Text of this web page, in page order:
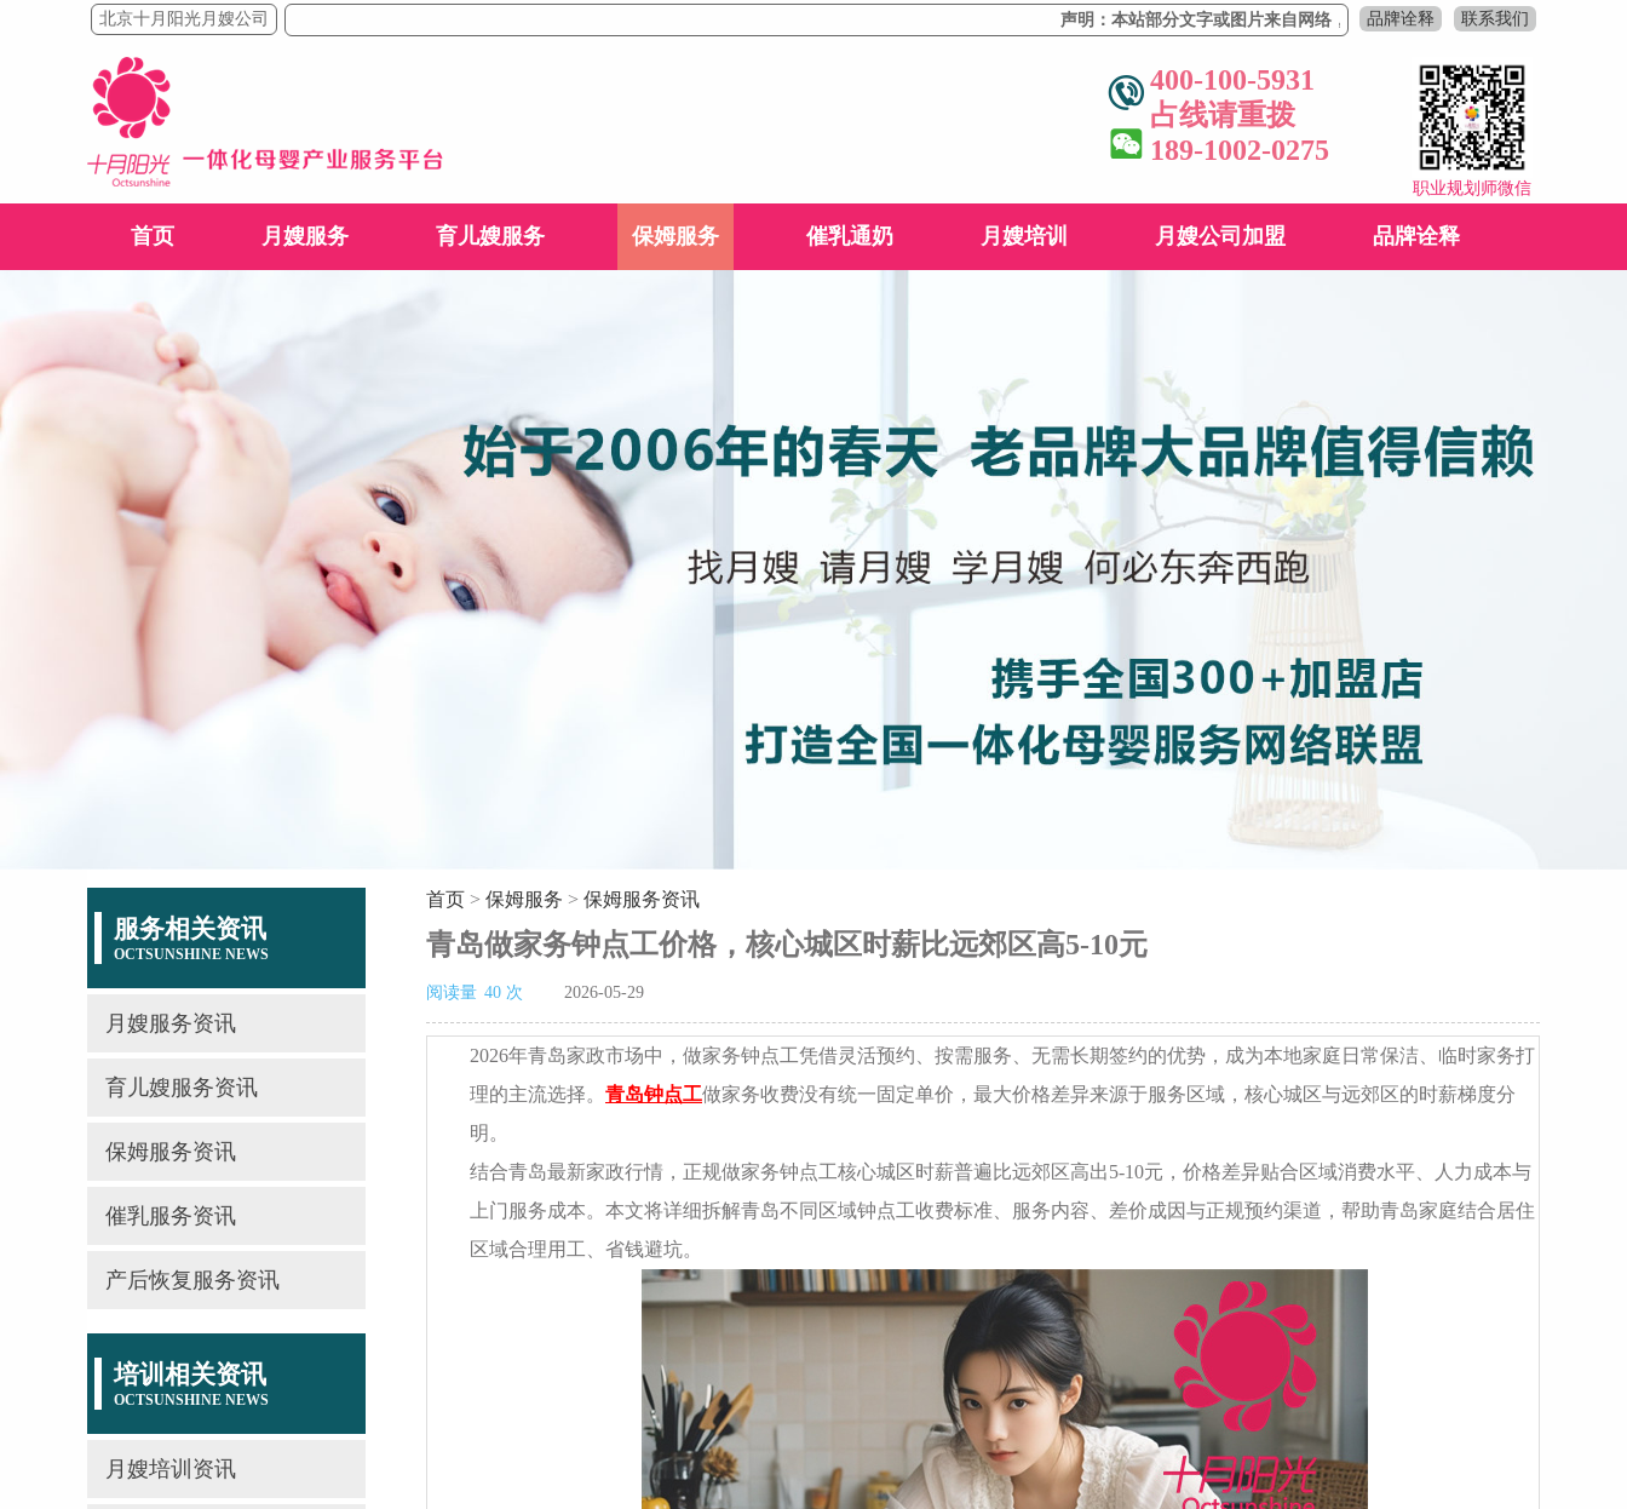
北京十月阳光月嫂公司 声明：本站部分文字或图片来自网络，若有侵权，请联系删除！
品牌诠释 联系我们
职业规划师微信
400-100-5931
占线请重拨
189-1002-0275
首页 月嫂服务 育儿嫂服务 保姆服务 催乳通奶 月嫂培训 月嫂公司加盟 品牌诠释
服务相关资讯
OCTSUNSHINE NEWS
月嫂服务资讯
育儿嫂服务资讯
保姆服务资讯
催乳服务资讯
产后恢复服务资讯
培训相关资讯
OCTSUNSHINE NEWS
月嫂培训资讯
首页 > 保姆服务 > 保姆服务资讯
青岛做家务钟点工价格，核心城区时薪比远郊区高5-10元
阅读量 40 次 2026-05-29
2026年青岛家政市场中，做家务钟点工凭借灵活预约、按需服务、无需长期签约的优势，成为本地家庭日常保洁、临时家务打
理的主流选择。 青岛钟点工做家务收费没有统一固定单价，最大价格差异来源于服务区域，核心城区与远郊区的时薪梯度分
明。
结合青岛最新家政行情，正规做家务钟点工核心城区时薪普遍比远郊区高出5-10元，价格差异贴合区域消费水平、人力成本与
上门服务成本。本文将详细拆解青岛不同区域钟点工收费标准、服务内容、差价成因与正规预约渠道，帮助青岛家庭结合居住
区域合理用工、省钱避坑。